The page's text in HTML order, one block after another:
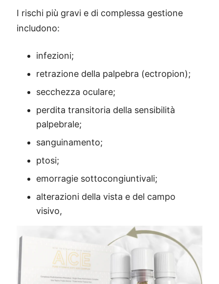
I rischi più gravi e di complessa gestione
includono:
infezioni;
retrazione della palpebra (ectropion);
secchezza oculare;
perdita transitoria della sensibilità
palpebrale;
sanguinamento;
ptosi;
emorragie sottocongiuntivali;
alterazioni della vista e del campo
visivo,
-
SCOPRI COME FUNZIONA